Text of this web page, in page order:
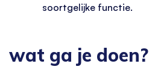
soortgelijke functie.
wat ga je doen?